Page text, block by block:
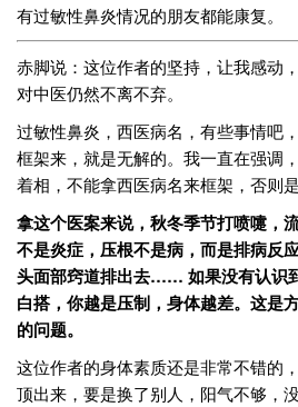
有过敏性鼻炎情况的朋友都能康复。
赤脚说：这位作者的坚持，让我感动
对中医仍然不离不弃。
过敏性鼻炎，西医病名，有些事情吧
框架来，就是无解的。我一直在强调
着相，不能拿西医病名来框架，否则是
拿这个医案来说，秋冬季节打喷嚏，
不是炎症，压根不是病，而是排病反
头面部窍道排出去…… 如果没有认识
白搭，你越是压制，身体越差。这是
的问题。
这位作者的身体素质还是非常不错的
顶出来，要是换了别人，阳气不够，